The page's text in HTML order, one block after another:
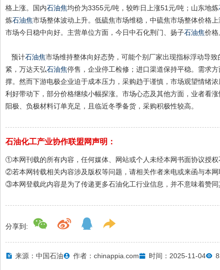
格上涨。国内石油焦均价为3355元/吨，较昨日上涨51元/吨；山东地炼
炼石油焦市场整体波动上升。低硫焦市场维稳，中硫焦市场整体价格
市场今日稳中向好。主营单位方面，今日中石化荆门、扬子石油焦价格
预计石油焦市场维持整体向好态势，可能个别厂家出现指标浮动导
紧，万达天弘石油焦停售，企业停工检修；进口渠道保持平稳。需求
撑。然而下游电极企业迫于成本压力，采购趋于谨慎，市场观望情绪
利好带动下，部分价格继续小幅探涨。市场心态及其他方面，业者看
阳极、负极材料订单充足，且临近冬季备货，采购积极性较高。
石油化工产业协作联盟网声明：
①本网刊载的所有内容，任何媒体、网站或个人未经本网书面协议授
②若本网转载相关内容涉及版权等问题，请相关作者来电或来函与本
③本网登载此内容是为了传递更多石油化工行业信息，并不意味着赞
分享到:
来源：中国石油 作者：chinappia.com 时间：2025-11-04